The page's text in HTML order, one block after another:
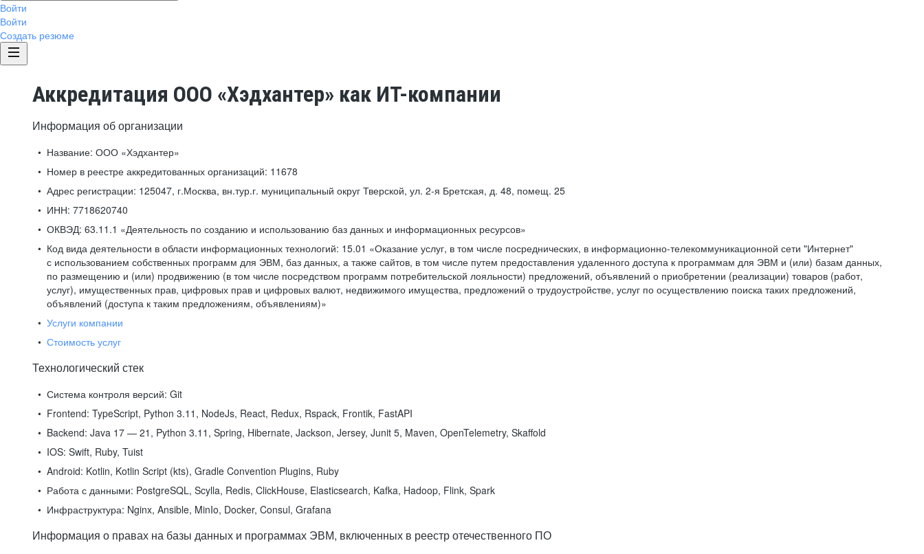
Войти
Войти
Создать резюме
Аккредитация ООО «Хэдхантер» как ИТ-компании
Информация об организации
Название: ООО «Хэдхантер»
Номер в реестре аккредитованных организаций: 11678
Адрес регистрации: 125047, г.Москва, вн.тур.г. муниципальный округ Тверской, ул. 2-я Бретская, д. 48, помещ. 25
ИНН: 7718620740
ОКВЭД: 63.11.1 «Деятельность по созданию и использованию баз данных и информационных ресурсов»
Код вида деятельности в области информационных технологий: 15.01 «Оказание услуг, в том числе посреднических, в информационно-телекоммуникационной сети "Интернет"
с использованием собственных программ для ЭВМ, баз данных, а также сайтов, в том числе путем предоставления удаленного доступа к программам для ЭВМ и (или) базам данных,
по размещению и (или) продвижению (в том числе посредством программ потребительской лояльности) предложений, объявлений о приобретении (реализации) товаров (работ,
услуг), имущественных прав, цифровых прав и цифровых валют, недвижимого имущества, предложений о трудоустройстве, услуг по осуществлению поиска таких предложений,
объявлений (доступа к таким предложениям, объявлениям)»
Услуги компании
Стоимость услуг
Технологический стек
Система контроля версий: Git
Frontend: TypeScript, Python 3.11, NodeJs, React, Redux, Rspack, Frontik, FastAPI
Backend: Java 17 — 21, Python 3.11, Spring, Hibernate, Jackson, Jersey, Junit 5, Maven, OpenTelemetry, Skaffold
IOS: Swift, Ruby, Tuist
Android: Kotlin, Kotlin Script (kts), Gradle Convention Plugins, Ruby
Работа с данными: PostgreSQL, Scylla, Redis, ClickHouse, Elasticsearch, Kafka, Hadoop, Flink, Spark
Инфраструктура: Nginx, Ansible, MinIo, Docker, Consul, Grafana
Информация о правах на базы данных и программах ЭВМ, включенных в реестр отечественного ПО